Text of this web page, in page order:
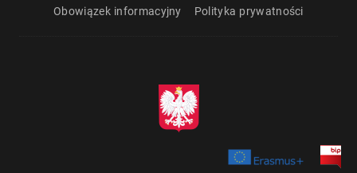
Obowiązek informacyjny
Polityka prywatności